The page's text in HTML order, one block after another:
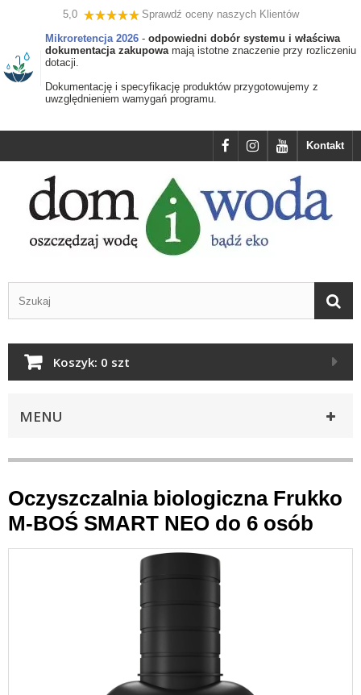
5,0
Sprawdź oceny naszych Klientów
Mikroretencja 2026 - odpowiedni dobór systemu i właściwa
dokumentacja zakupowamają istotne znaczenie przy rozliczeniu
dotacji.
Dokumentację i specyfikację produktów przygotowujemy z
uwzględnieniem wamygań programu.
Kontakt
Koszyk: 0 szt
MENU
Oczyszczalnia biologiczna Frukko
M-BOŚ SMART NEO do 6 osób